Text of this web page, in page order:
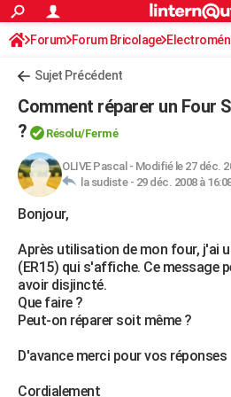
ACTUALITÉS
Politique
Société
Faits Divers
Education
Monde
Villes
+
Programme TV
TNTStreaming
Cinéma
Sorties cinéma
Musique
+FINANCE
Retraite
Impôts
Epargne
Immobilier
Risques naturels par ville
Banque
Assurance
Crédit
AUTO
Essais
Réserver un essai
Citadines
Berlines
SUV
Forum auto
HIGH-TECH
Forum
Aménagement intérieur
Extérieur
Cuisine
Salle de bains
Jardinage
Rangement
WEEK-END
Guides de France
Escapades
Patrimoine
Expositions
Musées
Week-end nature
+LIFESTYLE
VOYAGE
S'inscrire
Forum Forum Bricolage
Sujet Précédent
Comment réparer un Four
?
Résolu/Fermé
OLIVE Pascal - Modifié le 27 déc.
la sudiste - 29 déc. 2008 à
Bonjour,
Après utilisation de mon four, j'ai
(ER15) qui s'affiche. Ce message
avoir disjincté.
Que faire ?
Peut-on réparer soit même ?
D'avance merci pour vos réponses
Cordialement